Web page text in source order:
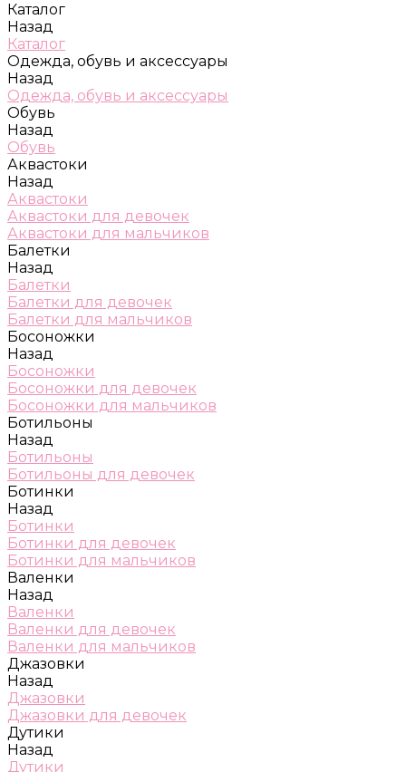
Каталог
Назад
Каталог
Одежда, обувь и аксессуары
Назад
Одежда, обувь и аксессуары
Обувь
Назад
Обувь
Аквастоки
Назад
Аквастоки
Аквастоки для девочек
Аквастоки для мальчиков
Балетки
Назад
Балетки
Балетки для девочек
Балетки для мальчиков
Босоножки
Назад
Босоножки
Босоножки для девочек
Босоножки для мальчиков
Ботильоны
Назад
Ботильоны
Ботильоны для девочек
Ботинки
Назад
Ботинки
Ботинки для девочек
Ботинки для мальчиков
Валенки
Назад
Валенки
Валенки для девочек
Валенки для мальчиков
Джазовки
Назад
Джазовки
Джазовки для девочек
Дутики
Назад
Дутики